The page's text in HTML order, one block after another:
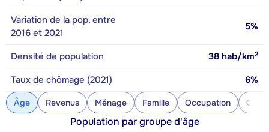
Variation de la pop. entre
2016 et 2021
5%
Densité de population 38 hab/km2
Taux de chômage (2021) 6%
Âge Revenus Ménage Famille Occupation
Population par groupe d'âge